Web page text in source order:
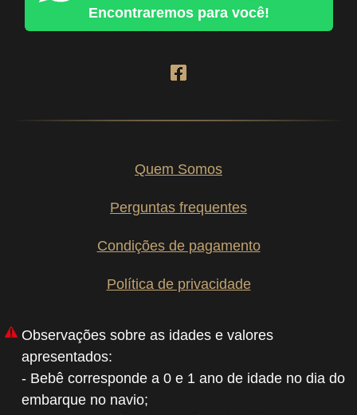
Encontraremos para você!
Quem Somos
Perguntas frequentes
Condições de pagamento
Política de privacidade
Observações sobre as idades e valores
apresentados:
- Bebê corresponde a 0 e 1 ano de idade no dia do
embarque no navio;